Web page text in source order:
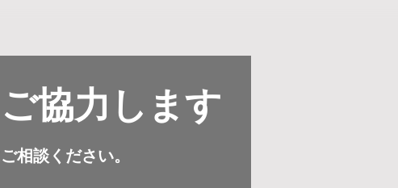
協力します
相談ください。